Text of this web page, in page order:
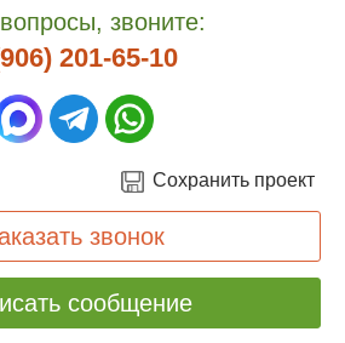
звоните:
201-65-10
Сохранить проект
звонок
сообщение